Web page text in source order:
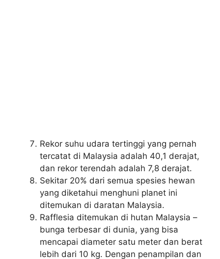
Rekor suhu udara tertinggi yang pernah
tercatat di Malaysia adalah 40,1 derajat,
dan rekor terendah adalah 7,8 derajat.
Sekitar 20% dari semua spesies hewan
yang diketahui menghuni planet ini
ditemukan di daratan Malaysia.
Rafflesia ditemukan di hutan Malaysia –
bunga terbesar di dunia, yang bisa
mencapai diameter satu meter dan berat
lebih dari 10 kg. Dengan penampilan dan